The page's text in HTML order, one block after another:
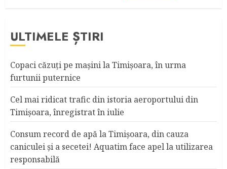
ULTIMELE ȘTIRI
Copaci căzuţi pe maşini la Timişoara, în urma
furtunii puternice
Cel mai ridicat trafic din istoria aeroportului din
Timişoara, înregistrat în iulie
Consum record de apă la Timişoara, din cauza
caniculei şi a secetei! Aquatim face apel la utilizarea
responsabilă